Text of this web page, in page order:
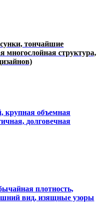
тончайшие
многослойная структура,
крупная объемная
долговечная
плотность,
вид, изящные узоры